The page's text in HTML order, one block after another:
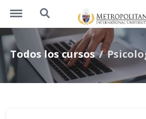
https://www.cursos.metrouni.us/
https://
Todos los cursos